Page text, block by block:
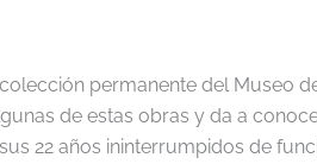
permanente del Museo
de estas obras y da a
22 años ininterrumpidos de